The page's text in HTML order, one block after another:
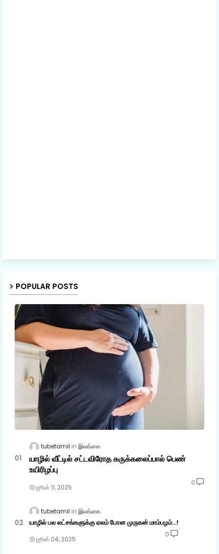
POPULAR POSTS
tubetamil இலங்கை
யாழில் வீட்டில் சட்டவிரோத கருக்கலைப்பால் பெண்
உயிரிழப்பு
ஜூன் 11, 2025
0
tubetamil இலங்கை
யாழில் பல லட்சங்களுக்கு ஏலம் போன முருகன் மாம்பழம்...!
ஜூன் 04, 2025
0